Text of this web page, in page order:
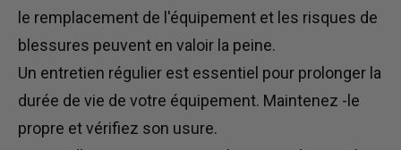
le remplacement de l'équipement et les risques de
blessures peuvent en valoir la peine.
Un entretien régulier est essentiel pour prolonger la
durée de vie de votre équipement. Maintenez -le
propre et vérifiez son usure.